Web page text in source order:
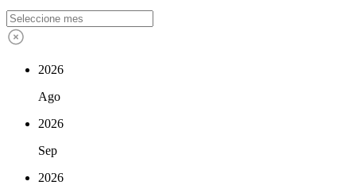
2026
Ago
2026
Sep
2026